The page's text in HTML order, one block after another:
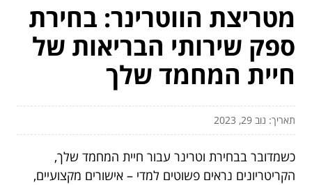
מטריצת הווטרינר: בחירת
ספק שירותי הבריאות של
חיית המחמד שלך
תאריך: נוב 29, 2023
כשמדובר בבחירת וטרינר עבור חיית המחמד שלך,
הקריטריונים נראים פשוטים למדי – אישורים מקצועיים,